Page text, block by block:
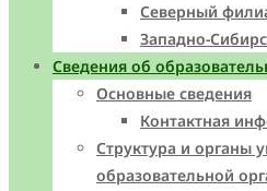
Северный
Западно-
Сведения об
Основные сведения
Контактная
Структура и органы
образовательной